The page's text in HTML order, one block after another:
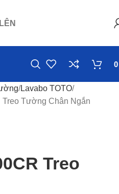
Lavabo TOTO
Tường Chân Ngắn
Treo